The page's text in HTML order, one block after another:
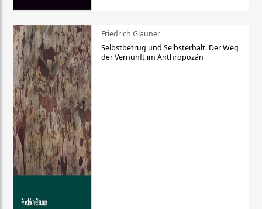
Friedrich Glauner
Selbstbetrug und Selbsterhalt. Der Weg
der Vernunft im Anthropozän